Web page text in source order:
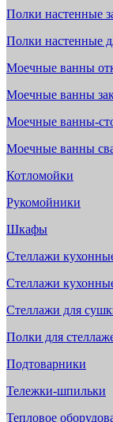
Полки настенные
Полки настенные
Моечные ванны
Моечные ванны
Моечные ванны-
Моечные ванны
Котломойки
Рукомойники
Шкафы
Стеллажи
Стеллажи
Стеллажи для
Полки для
Подтоварники
Тележки-шпильки
Тепловое